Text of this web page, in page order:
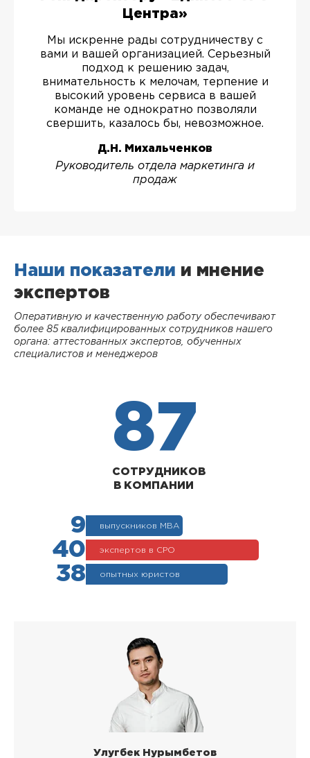
Центра»
Мы искренне рады сотрудничеству с
вами и вашей организацией. Серьезный
подход к решению задач,
внимательность к мелочам, терпение и
высокий уровень сервиса в вашей
команде не однократно позволяли
свершить, казалось бы, невозможное.
Д.Н. Михальченков
Руководитель отдела маркетинга и
продаж
Наши показатели и мнение
экспертов
Оперативную и качественную работу обеспечивают
более 85 квалифицированных сотрудников нашего
органа: аттестованных экспертов, обученных
специалистов и менеджеров
87
СОТРУДНИКОВ
В КОМПАНИИ
9 выпускников МВА
40 экспертов в СРО
38 опытных юристов
Улугбек Нурымбетов